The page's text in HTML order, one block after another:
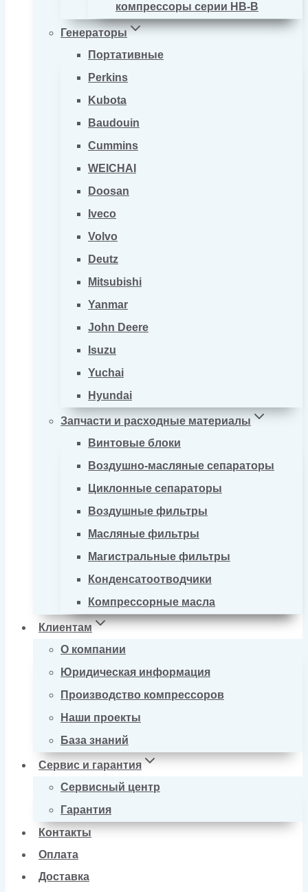
компрессоры серии HB-B
Генераторы
Портативные
Perkins
Kubota
Baudouin
Cummins
WEICHAI
Doosan
Iveco
Volvo
Deutz
Mitsubishi
Yanmar
John Deere
Isuzu
Yuchai
Hyundai
Запчасти и расходные материалы
Винтовые блоки
Воздушно-масляные сепараторы
Циклонные сепараторы
Воздушные фильтры
Масляные фильтры
Магистральные фильтры
Конденсатоотводчики
Компрессорные масла
Клиентам
О компании
Юридическая информация
Производство компрессоров
Наши проекты
База знаний
Сервис и гарантия
Сервисный центр
Гарантия
Контакты
Оплата
Доставка